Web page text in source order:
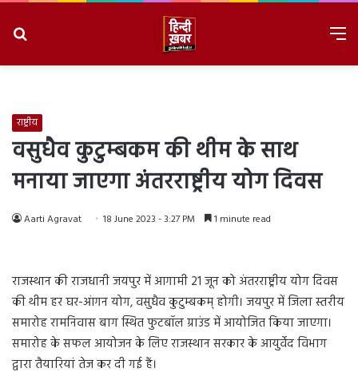
राष्ट्रीय
वसुधैव कुटुम्बकम की थीम के साथ
मनाया जाएगा अंतरराष्ट्रीय योग दिवस
Aarti Agravat 18 June 2023 - 3:27 PM 1 minute read
राजस्थान की राजधानी जयपुर में आगामी 21 जून को अंतरराष्ट्रीय योग दिवस
की थीम हर घर-आंगन योग, वसुधैव कुटुम्बकम् होगी। जयपुर में जिला स्तरीय
समारोह रामनिवास बाग स्थित फुटबॉल ग्राउंड में आयोजित किया जाएगा।
समारोह के सफल आयोजन के लिए राजस्थान सरकार के आयुर्वेद विभाग
द्वारा तैयारियां तेज कर दी गई हैं।